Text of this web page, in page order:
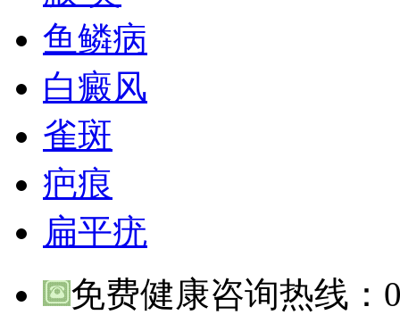
鱼鳞病
白癜风
雀斑
疤痕
扁平疣
免费健康咨询热线：